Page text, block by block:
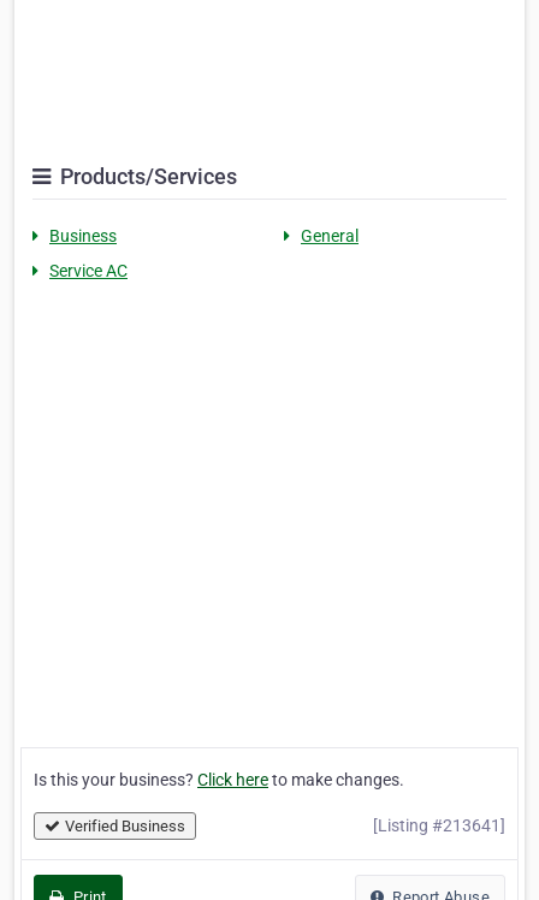
Products/Services
Business
General
Service AC
Is this your business? Click hereto make changes.
Verified Business [Listing #213641]